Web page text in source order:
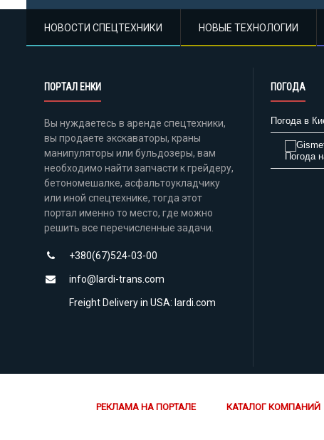
НОВОСТИ СПЕЦТЕХНИКИ НОВЫЕ ТЕХНОЛОГИИ
ПОРТАЛ ЕНКИ
Вы нуждаетесь в аренде спецтехники,
вы продаете экскаваторы, краны
манипуляторы или бульдозеры, вам
необходимо найти запчасти к грейдеру,
бетономешалке, асфальтоукладчику
или иной спецтехнике, тогда этот
портал именно то место, где можно
решить все перечисленные задачи.
+380(67)524-03-00
info@lardi-trans.com
Freight Delivery in USA: lardi.com
ПОГОДА
Погода в
Погода
РЕКЛАМА НА ПОРТАЛЕ КАТАЛОГ КОМПАНИЙ